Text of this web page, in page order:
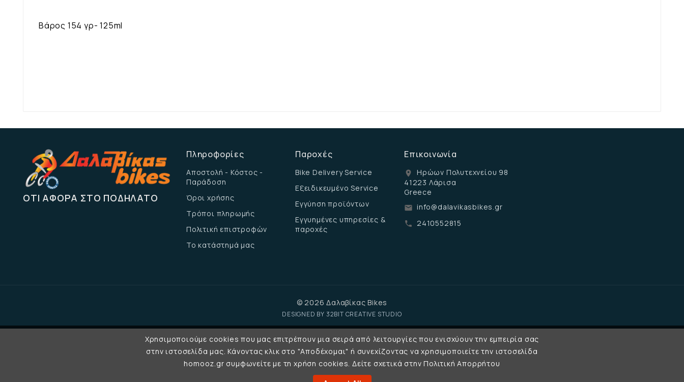
Χρησιμοποιούμε cookies που μας επιτρέπουν μια σειρά από λειτουργίες που ενισχύουν την εμπειρία σας
στην ιστοσελίδα μας. Κάνοντας κλικ στο "Αποδέχομαι" ή συνεχίζοντας να χρησιμοποιείτε την ιστοσελίδα
homooz.gr συμφωνείτε με τη χρήση cookies. Δείτε σχετικά στην Πολιτική Απορρήτου
Βάρος 154 γρ- 125ml
ΌΤΙ ΑΦΟΡΆ ΣΤΟ ΠΟΔΉΛΑΤΟ
Πληροφορίες
Αποστολή - Κόστος -
Παράδοση
Όροι χρήσης
Τρόποι πληρωμής
Πολιτική επιστροφών
Το κατάστημά μας
Παροχές
Bike Delivery Service
Εξειδικευμένο Service
Εγγύηση προϊόντων
Εγγυημένες υπηρεσίες &
παροχές
Επικοινωνία
location_on
Ηρώων Πολυτεχνείου 98
41223 Λάρισα
Greece
email info@dalavikasbikes.gr
call 2410552815
© 2026 Δαλαβίκας Bikes
DESIGNED BY 32BIT CREATIVE STUDIO